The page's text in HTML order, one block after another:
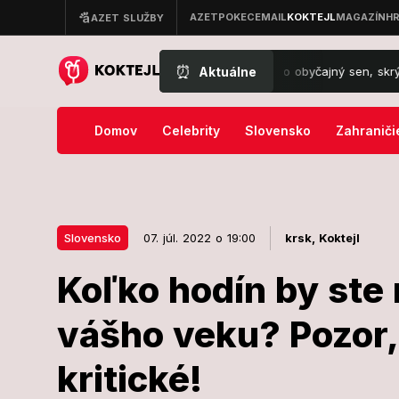
⏰ Aktuálne
včela, spozornite: Nejde len o obyčajný sen, skrýva vážne
Domov Celebrity Slovensko
Slovensko 07. júl. 2022 o 19:00 krsk, Koktejl
Koľko hodín by
vášho veku?
kritické!
Slovensko
Koľko hodín